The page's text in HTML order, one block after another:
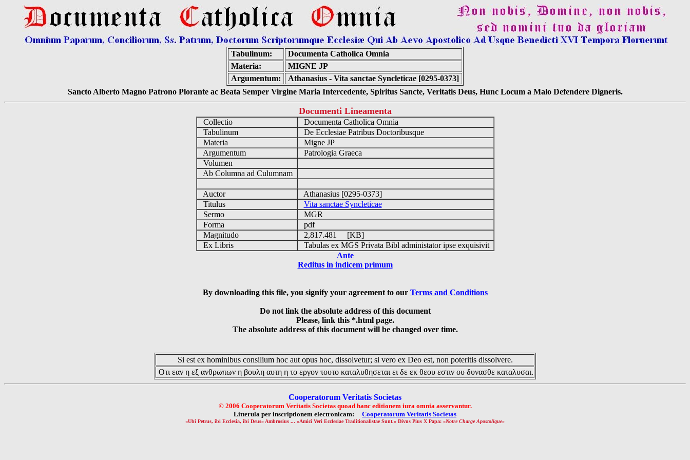
Tabulinum:
Documenta Catholica Omnia
Materia:
MIGNE JP
Argumentum:
Athanasius - Vita sanctae Syncleticae [0295-0373]
Sancto Alberto Magno Patrono Plorante ac Beata Semper Virgine Maria Intercedente, Spiritus Sancte, Veritatis Deus, Hunc Locum a Malo Defendere Digneris.
Documenti Lineamenta
Collectio
Documenta Catholica Omnia
Tabulinum
De Ecclesiae Patribus Doctoribusque
Materia
Migne JP
Argumentum
Patrologia Graeca
Volumen
Ab Columna ad Culumnam
Auctor
Athanasius [0295-0373]
Titulus
Vita sanctae Syncleticae
Sermo
MGR
Forma
pdf
Magnitudo
2,817.481 [KB]
Ex Libris
Tabulas ex MGS Privata Bibl administator ipse exquisivit
Ante
Reditus in indicem primum
By downloading this file, you signify your agreement to our Terms and Conditions
Do not link the absolute address of this document
Please, link this *.html page.
The absolute address of this document will be changed over time.
Si est ex hominibus consilium hoc aut opus hoc, dissolvetur; si vero ex Deo est, non poteritis dissolvere.
Οτι εαν η εξ ανθρωπων η βουλη αυτη η το εργον τουτο καταλυθησεται ει δε εκ θεου εστιν ου δυνασθε καταλυσαι.
Cooperatorum Veritatis Societas
© 2006 Cooperatorum Veritatis Societas quoad hanc editionem iura omnia asservantur.
Litterula per inscriptionem electronicam: Cooperatorum Veritatis Societas
«Ubi Petrus, ibi Ecclesia, ibi Deus» Ambrosius ... «Amici Veri Ecclesiae Traditionalistae Sunt.» Divus Pius X Papa: «Notre Charge Apostolique»